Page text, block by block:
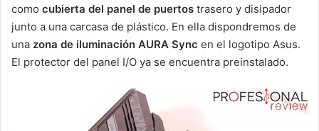
como cubierta del panel de puertos trasero y disipador
junto a una carcasa de plástico. En ella dispondremos de
una zona de iluminación AURA Sync en el logotipo Asus.
El protector del panel I/O ya se encuentra preinstalado.